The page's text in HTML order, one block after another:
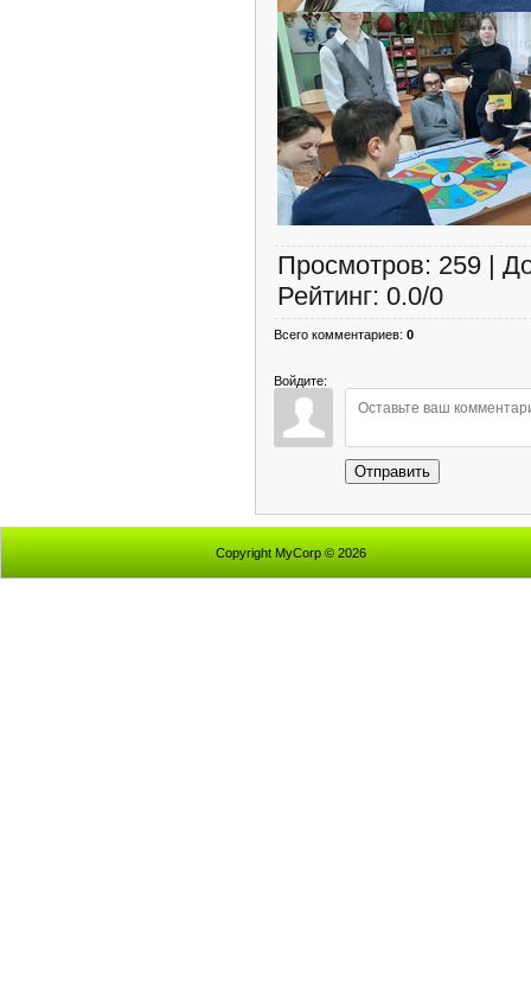
Просмотров: 259 |
Рейтинг: 0.0/0
Всего комментариев: 0
Войдите:
Отправить
Copyright MyCorp © 2026